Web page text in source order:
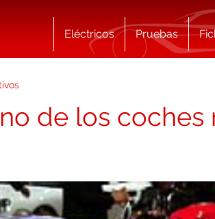
Eléctricos Pruebas
de los coches